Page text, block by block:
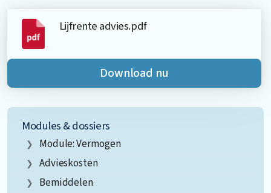
Lijfrente advies.pdf
Download nu
Modules & dossiers
Module: Vermogen
Advieskosten
Bemiddelen